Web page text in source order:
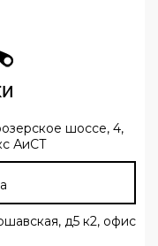
шоссе, 4,
АиСТ
д5 к2, офис